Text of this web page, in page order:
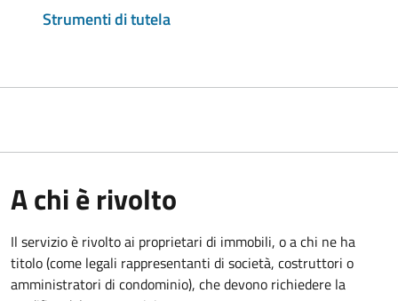
Strumenti di tutela
A chi è rivolto
Il servizio è rivolto ai proprietari di immobili, o a chi ne ha
titolo (come legali rappresentanti di società, costruttori o
amministratori di condominio), che devono richiedere la